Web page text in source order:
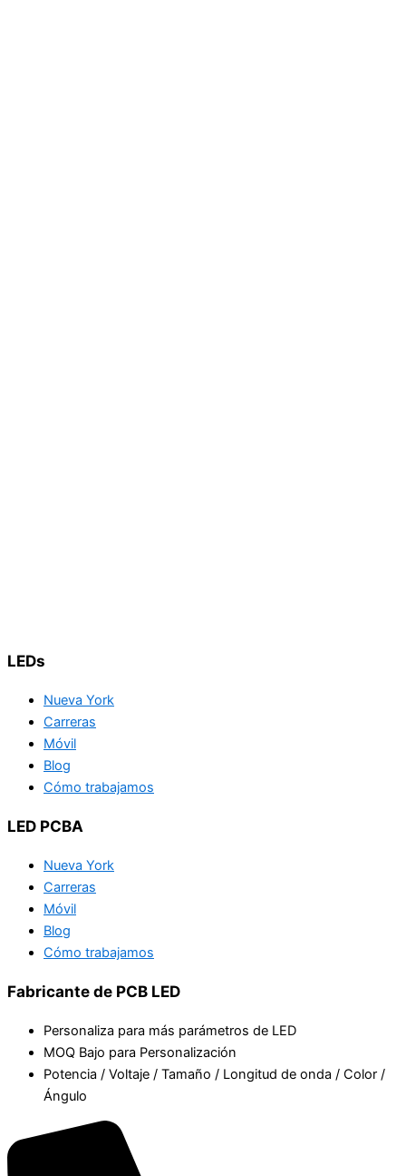
LEDs
Nueva York
Carreras
Móvil
Blog
Cómo trabajamos
LED PCBA
Nueva York
Carreras
Móvil
Blog
Cómo trabajamos
Fabricante de PCB LED
Personaliza para más parámetros de LED
MOQ Bajo para Personalización
Potencia / Voltaje / Tamaño / Longitud de onda / Color /
Ángulo